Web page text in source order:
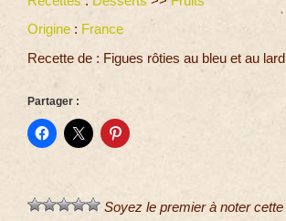
Origine : France
Recette de : Figues rôties au bleu et au lard
Partager :
Soyez le premier à noter